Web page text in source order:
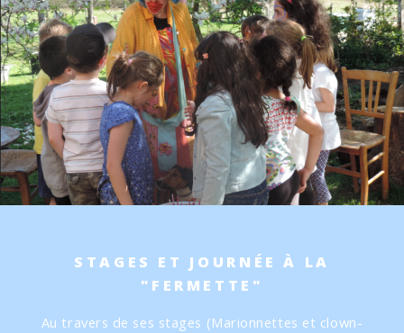
STAGES ET JOURNÉE À LA
"FERMETTE"
Au travers de ses stages (Marionnettes et clown-